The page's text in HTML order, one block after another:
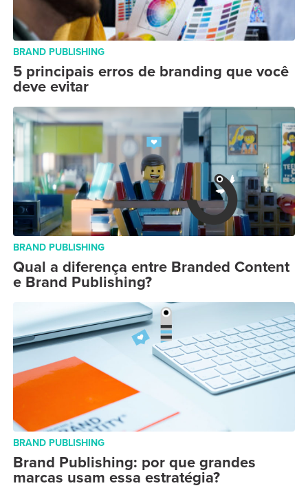
BRAND PUBLISHING
5 principais erros de branding que você
deve evitar
BRAND PUBLISHING
Qual a diferença entre Branded Content
e Brand Publishing?
BRAND PUBLISHING
Brand Publishing: por que grandes
marcas usam essa estratégia?